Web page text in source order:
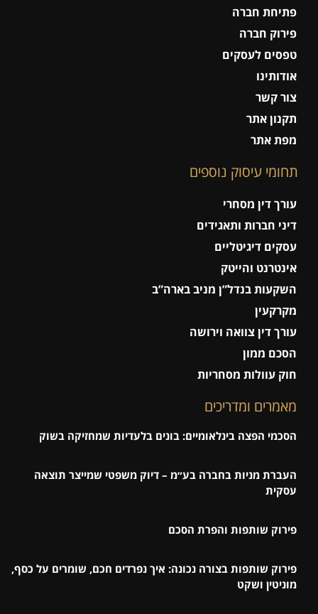
פתיחת חברה
פירוק חברה
טפסים לעסקים
אודותינו
צור קשר
תקנון אתר
מפת אתר
תחומי עיסוק נוספים
עורך דין מסחרי
דיני חברות ותאגידים
עסקים דיגיטליים
אינטרנט והייטק
השקעות בנדל”ן מניב בארה”ב
מקרקעין
עורך דין צוואה וירושה
הסכם ממון
חוק עוולות מסחריות
מאמרים ומדריכים
הסכמי הפצה בינלאומיים: בונים בלעדיות שמחזיקה בשוק
העברת מניות בחברה בע״מ – דיוק משפטי שמייצר תוצאה
עסקית
פירוק שותפות והפרת הסכם
פירוק שותפות בצורה נכונה: איך נפרדים חכם, שומרים על כסף,
מוניטין ושקט